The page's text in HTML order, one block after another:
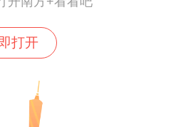
境、城建运营、食品生
业板块上多点突破，进
便是最好的印证。
打开